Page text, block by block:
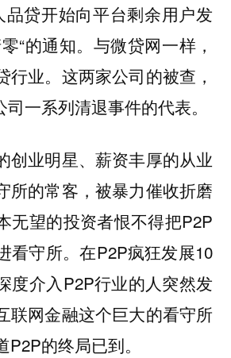
品贷开始向平台剩余用户发
“的通知。与微贷网一样，
行业。这两家公司的被查，
一系列清退事件的代表。
创业明星、薪资丰厚的从业
所的常客，被暴力催收折磨
无望的投资者恨不得把P2P
看守所。在P2P疯狂发展10
度介入P2P行业的人突然发
联网金融这个巨大的看守所
的终局已到。